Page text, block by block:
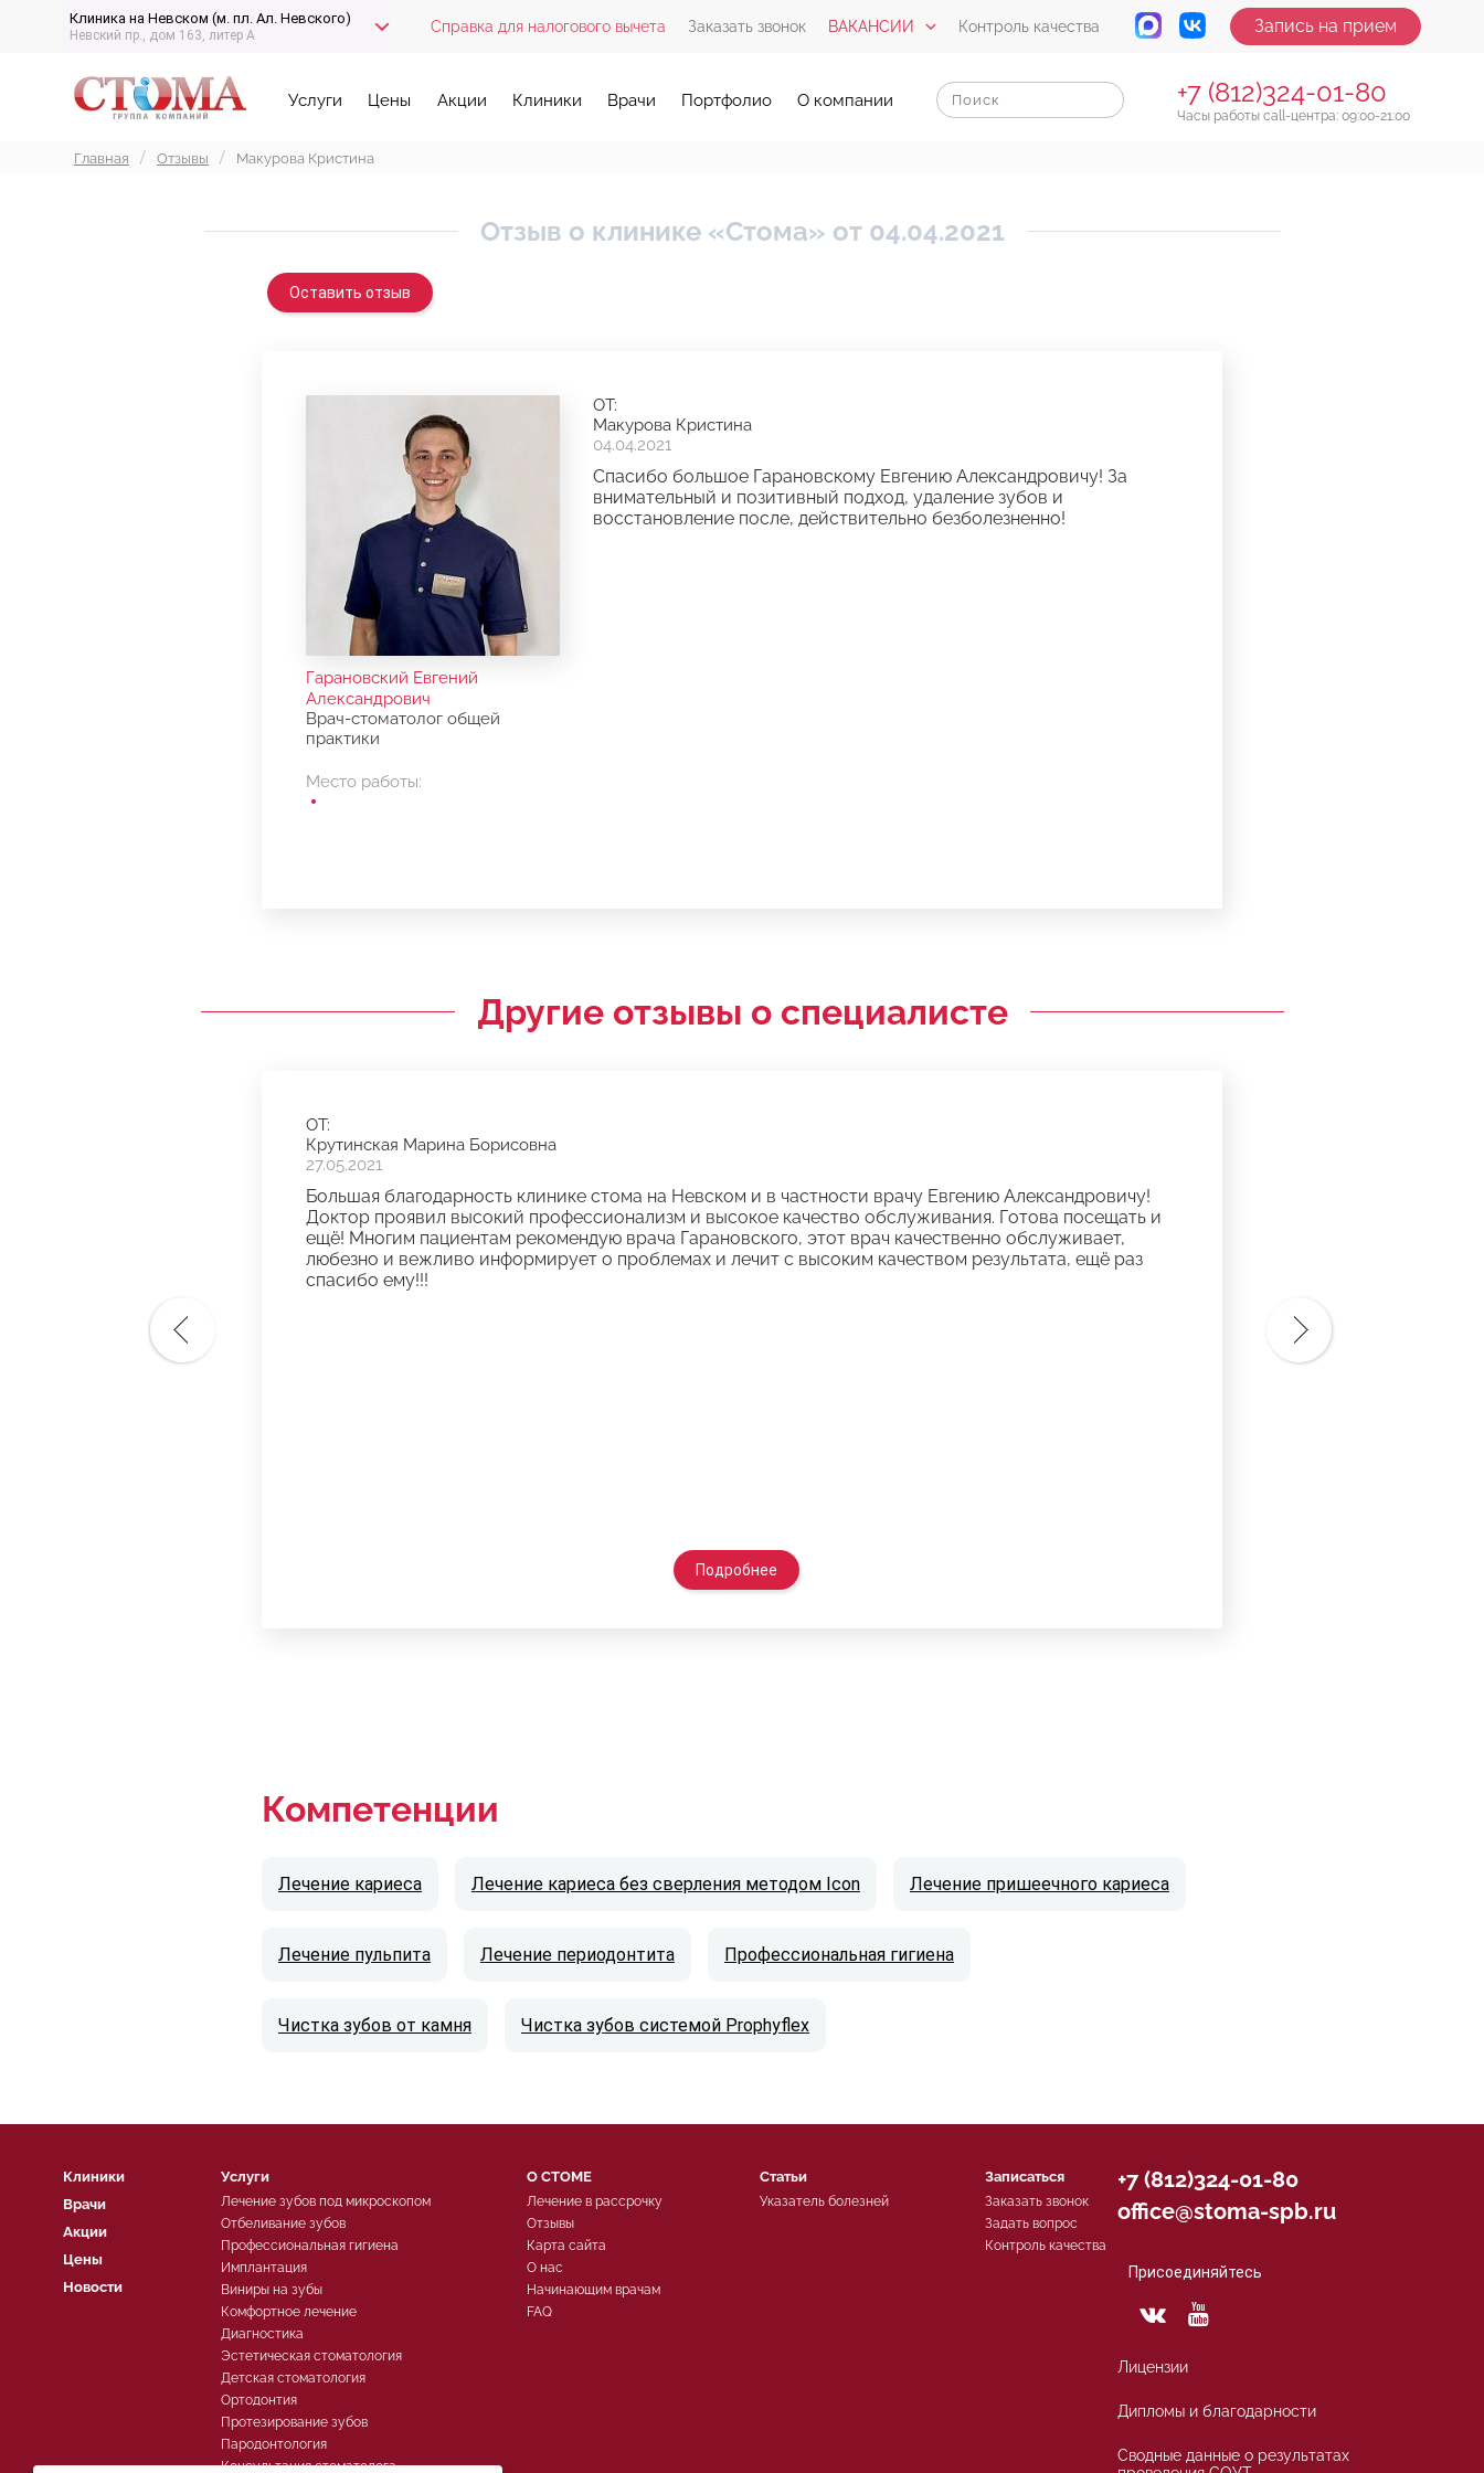
Клиника на Невском (м. пл. Ал. Невского)
Невский пр., дом 163, литер А Справка для налогового вычета Заказать звонок ВАКАНСИИ Контроль качества Запись на прием
Услуги Цены Акции Клиники Врачи Портфолио О компании +7 (812)324-01-80
Часы работы call-центра: 09:00-21:00
Главная Отзывы Макурова Кристина
Отзыв о клинике «Стома» от 04.04.2021
Оставить отзыв
Гарановский Евгений
Александрович
Врач-стоматолог общей
практики
Место работы:
ОТ:
Макурова Кристина
04.04.2021
Спасибо большое Гарановскому Евгению Александровичу! За
внимательный и позитивный подход, удаление зубов и
восстановление после, действительно безболезненно!
Другие отзывы о специалисте
ОТ:
Крутинская Марина Борисовна
27.05.2021
Большая благодарность клинике стома на Невском и в частности врачу Евгению Александровичу!
Доктор проявил высокий профессионализм и высокое качество обслуживания. Готова посещать и
ещё! Многим пациентам рекомендую врача Гарановского, этот врач качественно обслуживает,
любезно и вежливо информирует о проблемах и лечит с высоким качеством результата, ещё раз
спасибо ему!!!
Подробнее
Компетенции
Лечение кариеса Лечение кариеса без сверления методом Icon Лечение пришеечного кариеса
Лечение пульпита Лечение периодонтита Профессиональная гигиена
Чистка зубов от камня Чистка зубов системой Prophyflex
Клиники
Врачи
Акции
Цены
Новости
Услуги
Лечение зубов под микроскопом
Отбеливание зубов
Профессиональная гигиена
Имплантация
Виниры на зубы
Комфортное лечение
Диагностика
Эстетическая стоматология
Детская стоматология
Ортодонтия
Протезирование зубов
Пародонтология
Консультация стоматолога
О СТОМЕ
Лечение в рассрочку
Отзывы
Карта сайта
О нас
Начинающим врачам
FAQ
Статьи
Указатель болезней
Записаться
Заказать звонок
Задать вопрос
Контроль качества
+7 (812)324-01-80
office@stoma-spb.ru
Присоединяйтесь
Лицензии
Дипломы и благодарности
Сводные данные о результатах